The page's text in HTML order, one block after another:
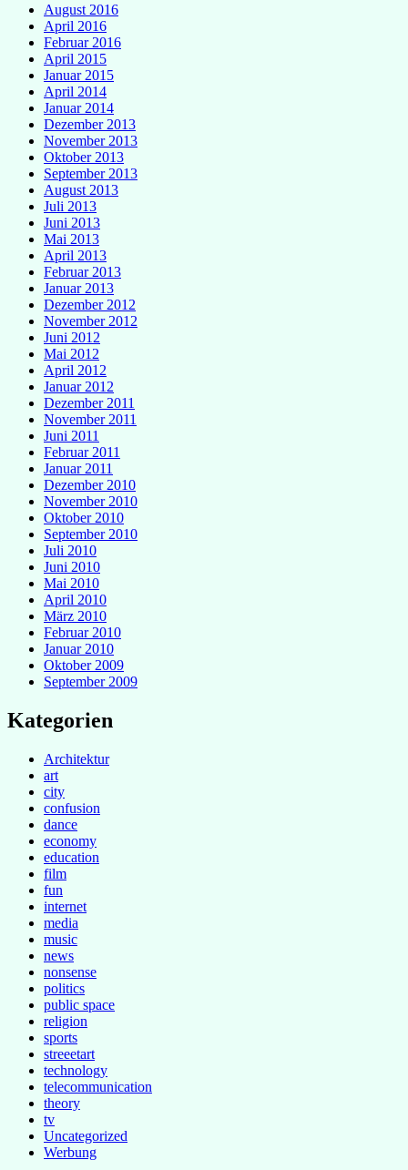
August 2016
April 2016
Februar 2016
April 2015
Januar 2015
April 2014
Januar 2014
Dezember 2013
November 2013
Oktober 2013
September 2013
August 2013
Juli 2013
Juni 2013
Mai 2013
April 2013
Februar 2013
Januar 2013
Dezember 2012
November 2012
Juni 2012
Mai 2012
April 2012
Januar 2012
Dezember 2011
November 2011
Juni 2011
Februar 2011
Januar 2011
Dezember 2010
November 2010
Oktober 2010
September 2010
Juli 2010
Juni 2010
Mai 2010
April 2010
März 2010
Februar 2010
Januar 2010
Oktober 2009
September 2009
Kategorien
Architektur
art
city
confusion
dance
economy
education
film
fun
internet
media
music
news
nonsense
politics
public space
religion
sports
streeetart
technology
telecommunication
theory
tv
Uncategorized
Werbung